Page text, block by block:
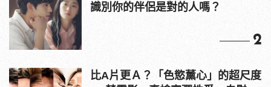
識別你的伴侶是對的人嗎？
2
比A片更Ａ？「色慾薰心」的超尺度